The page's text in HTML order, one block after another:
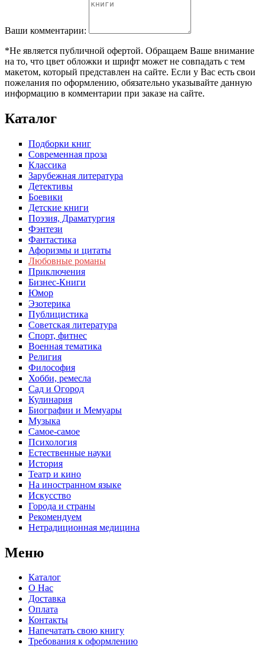
Ваши комментарии:
*Не является публичной офертой. Обращаем Ваше внимание
на то, что цвет обложки и шрифт может не совпадать с тем
макетом, который представлен на сайте. Если у Вас есть свои
пожелания по оформлению, обязательно указывайте данную
информацию в комментарии при заказе на сайте.
Каталог
Подборки книг
Современная проза
Классика
Зарубежная литература
Детективы
Боевики
Детские книги
Поэзия, Драматургия
Фэнтези
Фантастика
Афоризмы и цитаты
Любовные романы
Приключения
Бизнес-Книги
Юмор
Эзотерика
Публицистика
Советская литература
Спорт, фитнес
Военная тематика
Религия
Философия
Хобби, ремесла
Сад и Огород
Кулинария
Биографии и Мемуары
Музыка
Самое-самое
Психология
Естественные науки
История
Театр и кино
На иностранном языке
Искусство
Города и страны
Рекомендуем
Нетрадиционная медицина
Меню
Каталог
О Нас
Доставка
Оплата
Контакты
Напечатать свою книгу
Требования к оформлению